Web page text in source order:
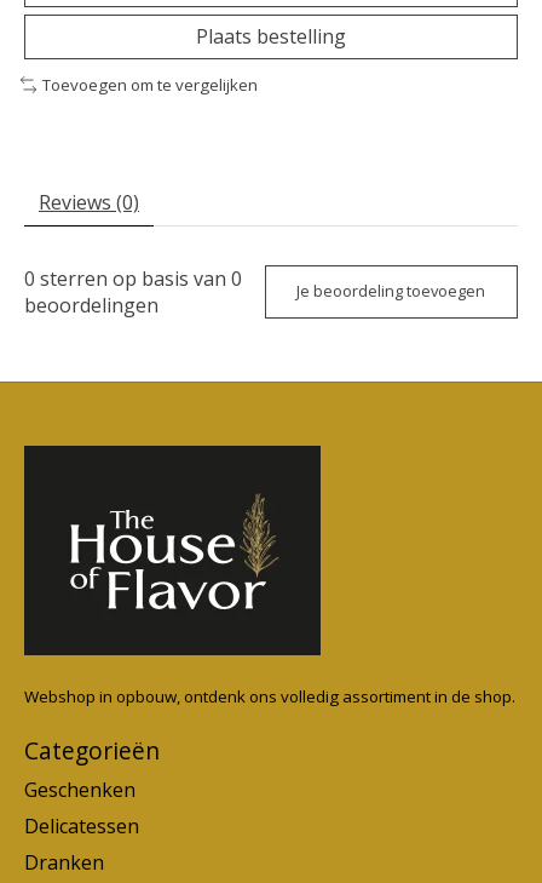
Plaats bestelling
Toevoegen om te vergelijken
Reviews (0)
0 sterren op basis van 0
beoordelingen
Je beoordeling toevoegen
Webshop in opbouw, ontdenk ons volledig assortiment in de shop.
Categorieën
Geschenken
Delicatessen
Dranken